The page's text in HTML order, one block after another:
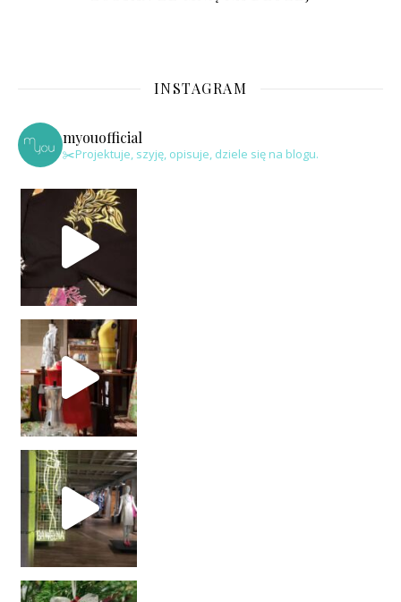
INSTAGRAM
myouofficial
✂️Projektuje, szyję, opisuje, dziele się na blogu.